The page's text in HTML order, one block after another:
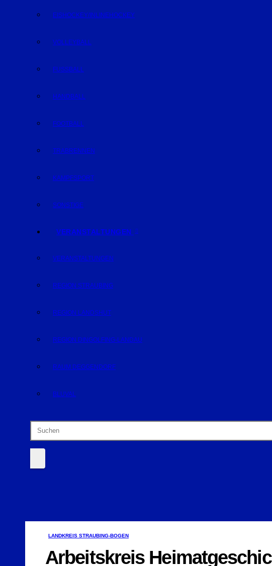
EISHOCKEY/INLINEHOCKEY
VOLLEYBALL
FUSSBALL
HANDBALL
FOOTBALL
TRABRENNEN
KAMPFSPORT
SONSTIGE
VERANSTALTUNGEN
VERANSTALTUNGEN
REGION STRAUBING
REGION LANDSHUT
REGION DINGOLFING-LANDAU
RAUM DEGGENDORF
BLUVAL
LANDKREIS STRAUBING-BOGEN
Arbeitskreis